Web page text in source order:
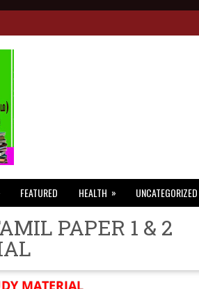
FEATURED HEALTH » UNCATEGORIZED
PAPER 1 & 2
MATERIAL